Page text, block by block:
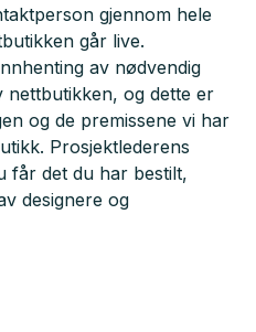
gjennom hele
går live.
av nødvendig
og dette er
og de premissene vi har
Prosjektlederens
får det du har bestilt,
designere og